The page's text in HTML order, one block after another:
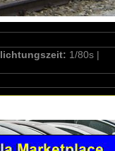
1/80s |